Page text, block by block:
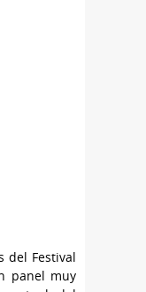
del Festival
panel muy